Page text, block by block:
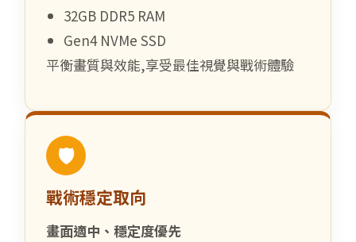
32GB DDR5 RAM
Gen4 NVMe SSD
平衡畫質與效能,享受最佳視覺與戰術體驗
🛡️
戰術穩定取向
畫面適中、穩定度優先